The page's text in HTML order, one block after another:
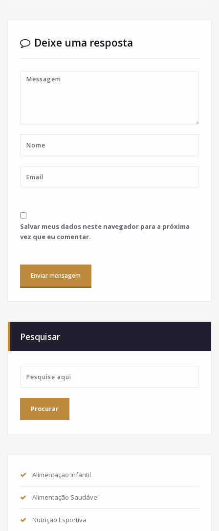
Deixe uma resposta
Salvar meus dados neste navegador para a próxima
vez que eu comentar.
Pesquisar
Alimentação Infantil
Alimentação Saudável
Nutrição Esportiva